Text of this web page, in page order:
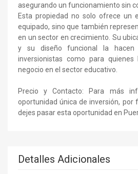
asegurando un funcionamiento sin
Esta propiedad no solo ofrece un
equipado, sino que también
en un sector en crecimiento. Su
y su diseño funcional la hacen
inversionistas como para quienes
negocio en el sector educativo.
Precio y Contacto: Para más
oportunidad única de inversión, por
dejes pasar esta oportunidad en
Detalles Adicionales